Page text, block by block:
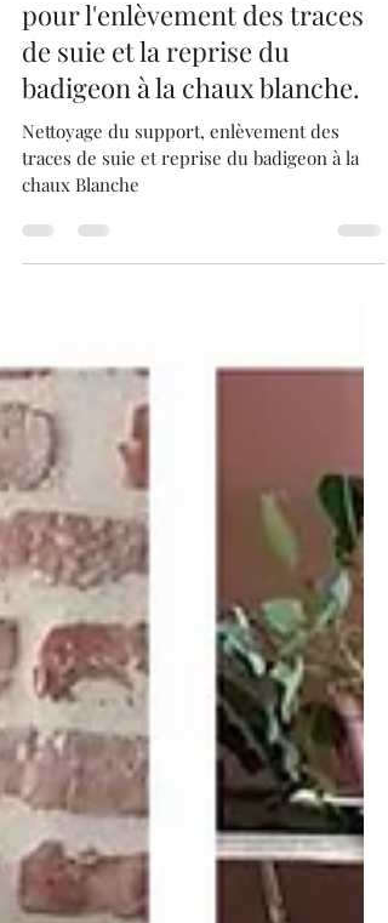
Traitement du mur en pierre
pour l'enlèvement des traces
de suie et la reprise du
badigeon à la chaux blanche.
Nettoyage du support, enlèvement des
traces de suie et reprise du badigeon à la